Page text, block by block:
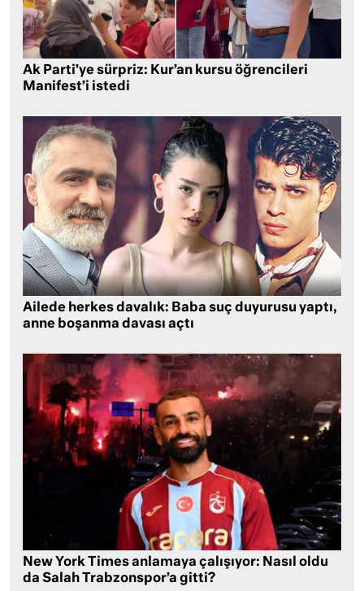
Ak Parti’ye sürpriz: Kur’an kursu öğrencileri
Manifest’i istedi
Ailede herkes davalık: Baba suç duyurusu yaptı,
anne boşanma davası açtı
New York Times anlamaya çalışıyor: Nasıl oldu
da Salah Trabzonspor’a gitti?